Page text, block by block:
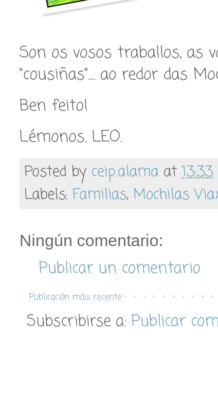
Son os vosos traballos, as
“cousiñas”… ao redor das
Ben feito!
Lémonos. LEO.
Posted by ceip.alama at13:33
Labels: Familias, Mochilas
Ningún comentario:
Publicar un comentario
Publicación máis recente
Subscribirse a: Publicar